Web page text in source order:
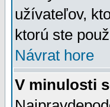
užívateľov,
ktorú ste
Návrat hore
V minulosti